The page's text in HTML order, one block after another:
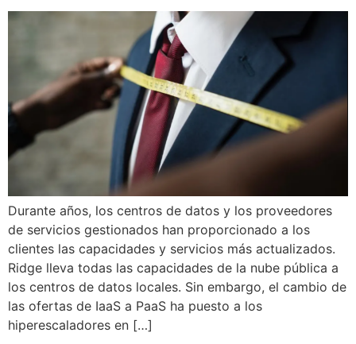
Durante años, los centros de datos y los proveedores
de servicios gestionados han proporcionado a los
clientes las capacidades y servicios más actualizados.
Ridge lleva todas las capacidades de la nube pública a
los centros de datos locales. Sin embargo, el cambio de
las ofertas de IaaS a PaaS ha puesto a los
hiperescaladores en […]